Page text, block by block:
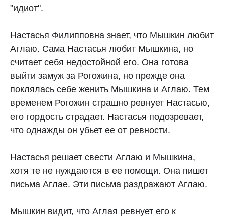
"идиот".
Настасья Филипповна знает, что Мышкин любит
Аглаю. Сама Настасья любит Мышкина, но
считает себя недостойной его. Она готова
выйти замуж за Рогожина, но прежде она
поклялась себе женить Мышкина и Аглаю. Тем
временем Рогожин страшно ревнует Настасью,
его гордость страдает. Настасья подозревает,
что однажды он убьет ее от ревности.
Настасья решает свести Аглаю и Мышкина,
хотя те не нуждаются в ее помощи. Она пишет
письма Аглае. Эти письма раздражают Аглаю.
Мышкин видит, что Аглая ревнует его к